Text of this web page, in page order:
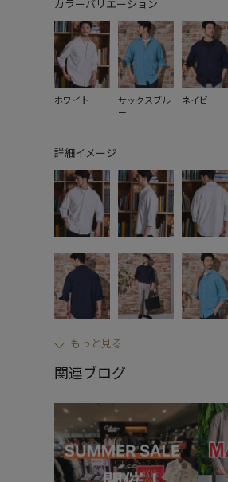
カラーバリエーション
ホワイト
サックスブル
ー
ネイビー
詳細イメージ
もっと見る
関連ブログ